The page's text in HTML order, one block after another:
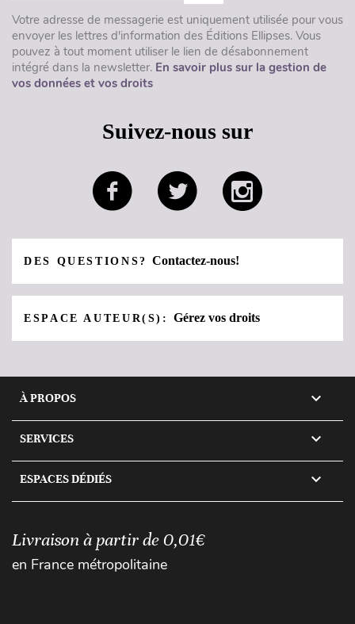
Votre adresse de messagerie est uniquement utilisée pour vous
envoyer les lettres d'information des Éditions Ellipses. Vous
pouvez à tout moment utiliser le lien de désabonnement
intégré dans la newsletter. En savoir plus sur la gestion de
vos données et vos droits
Suivez-nous sur
DES QUESTIONS?Contactez-nous!
ESPACE AUTEUR(S):Gérez vos droits
À PROPOS 
SERVICES 
ESPACES DÉDIÉS 
Livraison à partir de 0,01€
en France métropolitaine